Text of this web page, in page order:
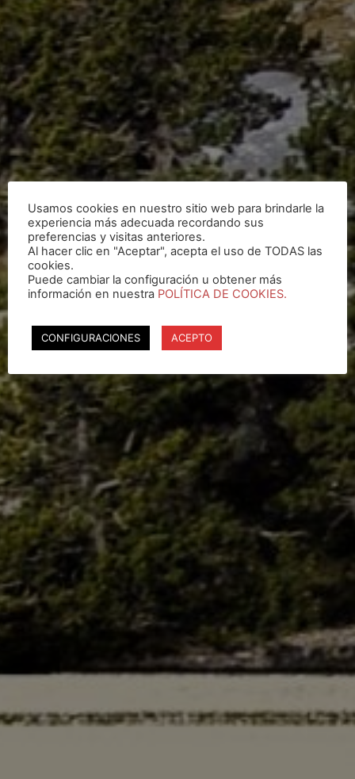
Usamos cookies en nuestro sitio web para brindarle la
experiencia más adecuada recordando sus
preferencias y visitas anteriores.
Al hacer clic en "Aceptar", acepta el uso de TODAS las
cookies.
Puede cambiar la configuración u obtener más
información en nuestra POLÍTICA DE COOKIES.
CONFIGURACIONES ACEPTO